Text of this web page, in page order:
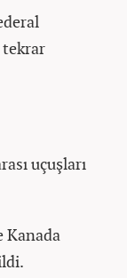
tekrar
uçuşları
Kanada